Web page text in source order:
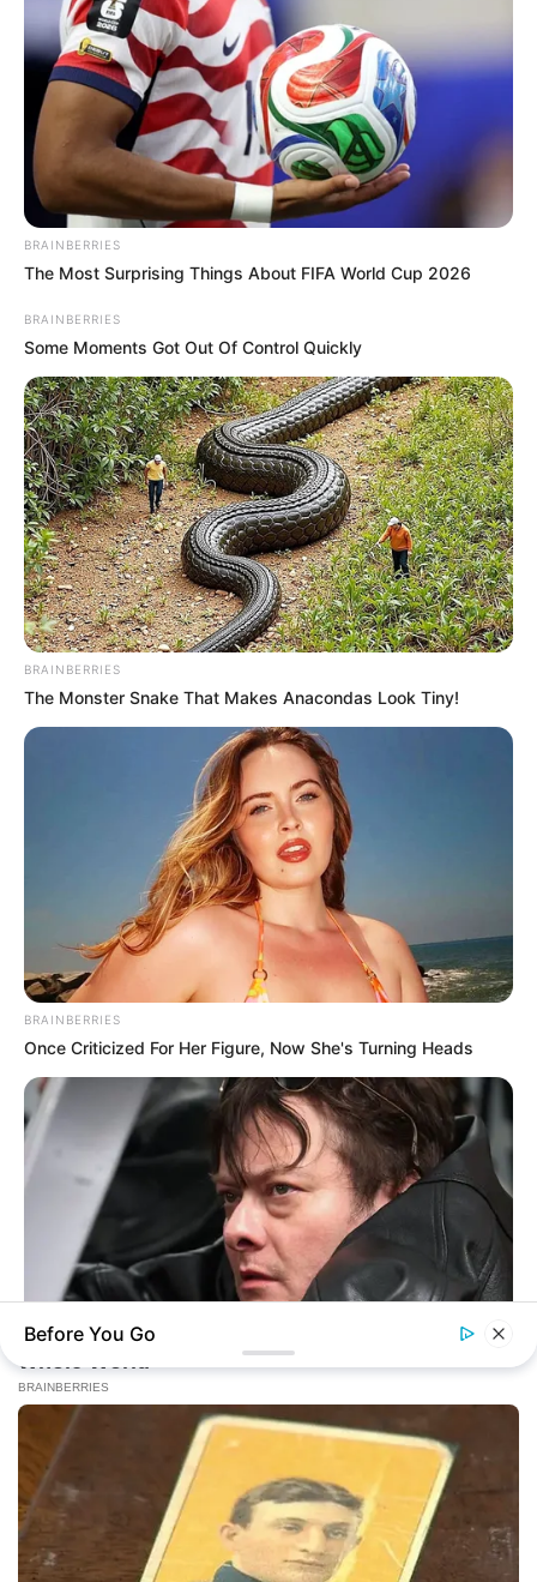
BRAINBERRIES
The Most Surprising Things About FIFA World Cup 2026
BRAINBERRIES
Some Moments Got Out Of Control Quickly
BRAINBERRIES
The Monster Snake That Makes Anacondas Look Tiny!
BRAINBERRIES
Once Criticized For Her Figure, Now She's Turning Heads
BRAINBERRIES
Meet The 6 Legendary Child Actors Who Became Real Life
Criminals
Before You Go